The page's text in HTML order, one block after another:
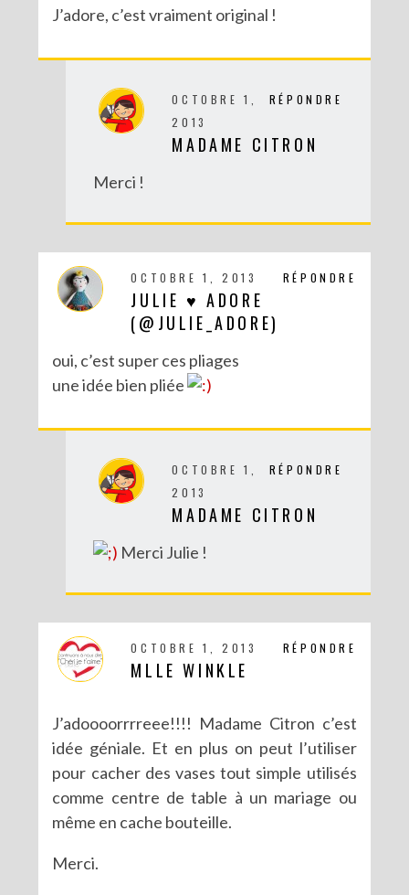
DIY SAINT VALENTIN : UNE CARTE POP-UP QUI BRISE LA GLACE !
DIY – UN CALENDRIER DE L’AVENT TOUT EN IMAGES
DIY CRÉE TON BULLET JOURNAL (AVEC SCAN N CUT)
J’adore, c’est vraiment original !
RÉPONDRE
OCTOBRE 1,
2013
MADAME CITRON
Merci !
RÉPONDRE
OCTOBRE 1, 2013
JULIE ♥ ADORE
(@JULIE_ADORE)
oui, c’est super ces pliages
une idée bien pliée
RÉPONDRE
OCTOBRE 1,
2013
MADAME CITRON
Merci Julie !
RÉPONDRE
OCTOBRE 1, 2013
MLLE WINKLE
J’adoooorrrreee!!!! Madame Citron c’est
idée géniale. Et en plus on peut l’utiliser
pour cacher des vases tout simple utilisés
comme centre de table à un mariage ou
même en cache bouteille.
Merci.